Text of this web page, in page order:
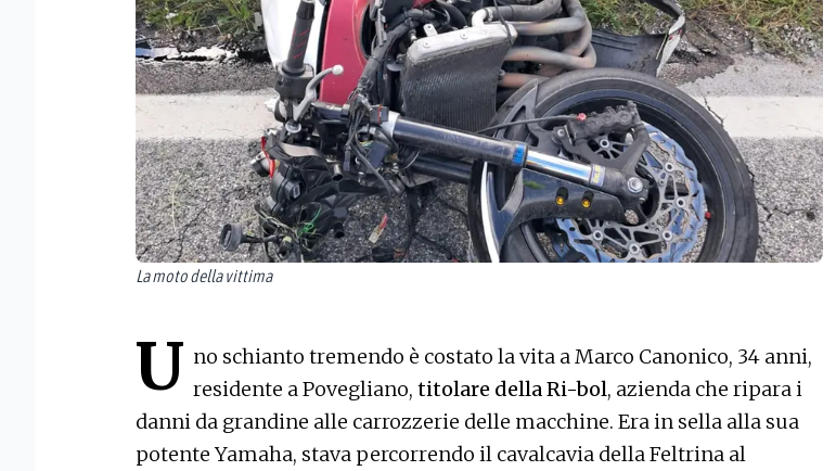
La moto della vittima
U no schianto tremendo è costato la vita a Marco Canonico, 34 anni,
residente a Povegliano, titolare della Ri-bol, azienda che ripara i
danni da grandine alle carrozzerie delle macchine. Era in sella alla sua
potente Yamaha, stava percorrendo il cavalcavia della Feltrina al